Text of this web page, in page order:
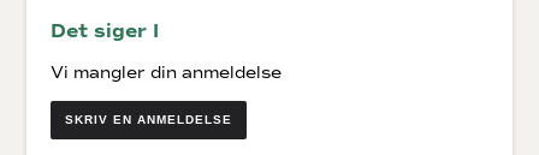
Det siger I
Vi mangler din anmeldelse
SKRIV EN ANMELDELSE